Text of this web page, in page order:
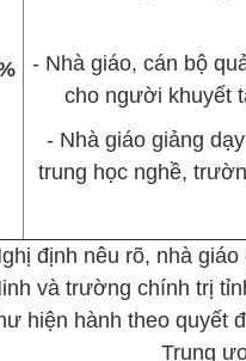
- Nhà giáo, cán bộ
cho người khuyết
- Nhà giáo giảng
trung học nghề,
định nêu rõ, nhà
và trường chính trị
hiện hành theo quyết
Trung